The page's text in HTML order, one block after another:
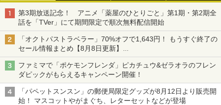
第3期放送記念！ アニメ「薬屋のひとりごと」第1期・第2期全
話を「TVer」にて期間限定で順次無料配信開始
「オクトパストラベラー」70%オフで1,643円！ もうすぐ終了の
セール情報まとめ【8月8日更新】
ニンテンドーeショップでは「大神 絶景版」が67%オフで990円
ファミマで「ポケモンフレンダ」ピカチュウ&ゼラオラのフレン
ダピックがもらえるキャンペーン開催！
「パペットスンスン」の郵便局限定グッズが8月12日より販売開
始！ マスコットやがまぐち、レターセットなどが登場